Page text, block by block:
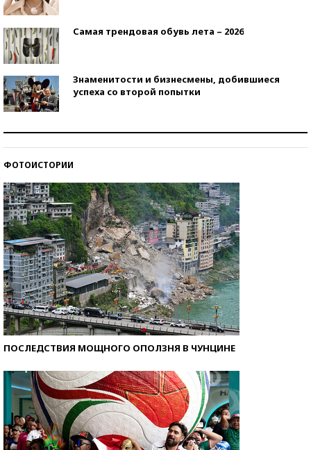
Самая трендовая обувь лета – 2026
Знаменитости и бизнесмены, добившиеся
успеха со второй попытки
ФОТОИСТОРИИ
ПОСЛЕДСТВИЯ МОЩНОГО ОПОЛЗНЯ В ЧУНЦИНЕ